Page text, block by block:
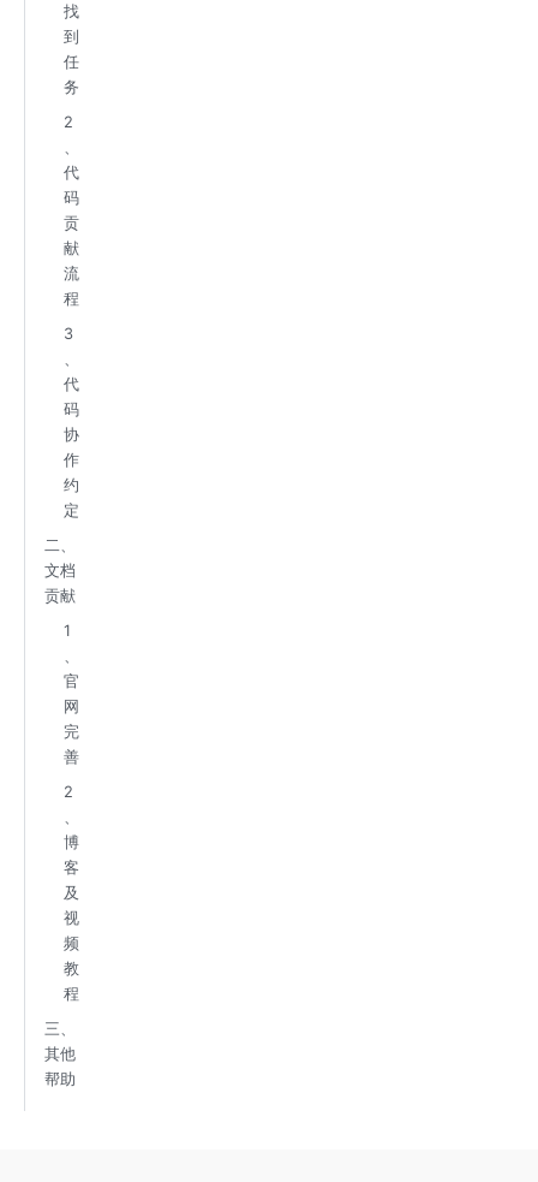
找
到
任
务
2
、
代
码
贡
献
流
程
3
、
代
码
协
作
约
定
二、
文档
贡献
1
、
官
网
完
善
2
、
博
客
及
视
频
教
程
三、
其他
帮助